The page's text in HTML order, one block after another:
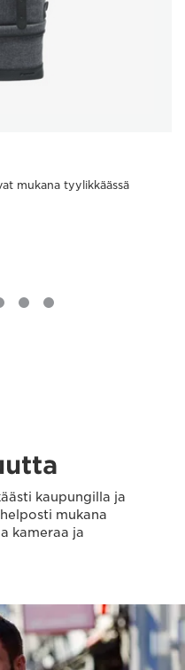
mukana tyylikkäässä
kaupungilla ja
mukana
kameraa ja